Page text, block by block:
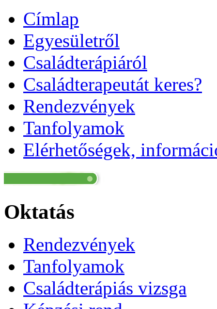
Címlap
Egyesületről
Családterápiáról
Családterapeutát keres?
Rendezvények
Tanfolyamok
Elérhetőségek,
Oktatás
Rendezvények
Tanfolyamok
Családterápiás vizsga